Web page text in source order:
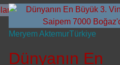
Meryem AktemurTürkiye
Dünyanın En